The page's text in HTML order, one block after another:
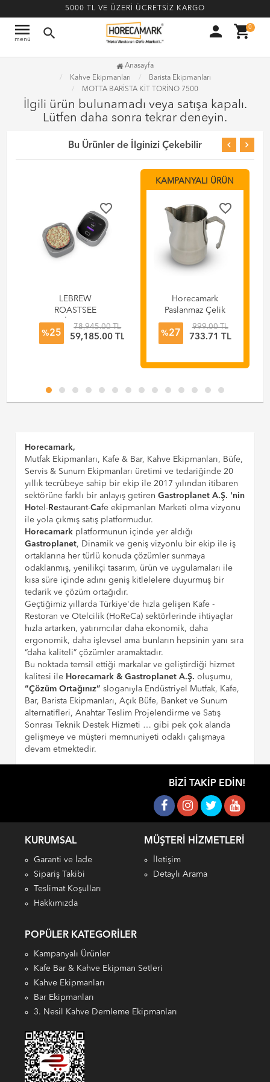
5000 TL VE ÜZERİ ÜCRETSİZ KARGO
menu
menü search person shopping_cart0
Anasayfa
Kahve Ekipmanları
Barista Ekipmanları
MOTTA BARİSTA KİT TORİNO 7500
İlgili ürün bulunamadı veya satışa kapalı.
Lütfen daha sonra tekrar deneyin.
Bu Ürünler de İlginizi Çekebilir
favorite_border
LEBREW
ROASTSEE
FUSİON Nem
Oranı ve
Yoğunluğu - Su
%25
78,945.00 TL
59,185.00 TL
KAMPANYALI ÜRÜN
favorite_border
Horecamark
Paslanmaz Çelik
Süt Potu Inox Milk
Pitcher 500 ml
%27
999.00 TL
733.71 TL
Horecamark,
Mutfak Ekipmanları, Kafe & Bar, Kahve Ekipmanları, Büfe,
Servis & Sunum Ekipmanları üretimi ve tedariğinde 20
yıllık tecrübeye sahip bir ekip ile 2017 yılından itibaren
sektörüne farklı bir anlayış getirenGastroplanet A.Ş. 'nin
Hotel-Restaurant-Cafe ekipmanları Marketi olma vizyonu
ile yola çıkmış satış platformudur.
Horecamark platformunun içinde yer aldığı
Gastroplanet, Dinamik ve geniş vizyonlu bir ekip ile iş
ortaklarına her türlü konuda çözümler sunmaya
odaklanmış, yenilikçi tasarım, ürün ve uygulamaları ile
kısa süre içinde adını geniş kitlelelere duyurmuş bir
tedarik ve çözüm ortağıdır.
Geçtiğimiz yıllarda Türkiye'de hızla gelişen Kafe -
Restoran ve Otelcilik (HoReCa) sektörlerinde ihtiyaçlar
hızla artarken, yatırımcılar daha ekonomik, daha
ergonomik, daha işlevsel ama bunların hepsinin yanı sıra
“daha kaliteli” çözümler aramaktadır.
Bu noktada temsil ettiği markalar ve geliştirdiği hizmet
kalitesi ile Horecamark & Gastroplanet A.Ş. oluşumu,
“Çözüm Ortağınız” sloganıyla Endüstriyel Mutfak, Kafe,
Bar, Barista Ekipmanları, Açık Büfe, Banket ve Sunum
alternatifleri, Anahtar Teslim Projelendirme ve Satış
Sonrası Teknik Destek Hizmeti … gibi pek çok alanda
gelişmeye ve müşteri memnuniyeti odaklı çalışmaya
devam etmektedir.
BIZI TAKIP EDIN!
KURUMSAL
Garanti ve İade
Sipariş Takibi
Teslimat Koşulları
Hakkımızda
MÜŞTERI HIZMETLERI
İletişim
Detaylı Arama
POPÜLER KATEGORILER
Kampanyalı Ürünler
Kafe Bar & Kahve Ekipman Setleri
Kahve Ekipmanları
Bar Ekipmanları
3. Nesil Kahve Demleme Ekipmanları